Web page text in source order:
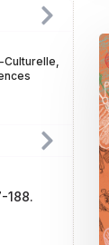
Culturelle,
188.